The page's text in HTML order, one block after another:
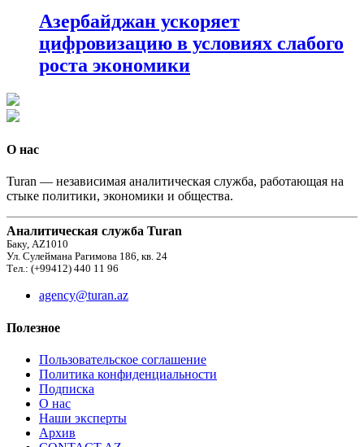
Азербайджан ускоряет
цифровизацию в условиях слабого
роста экономики
О нас
Turan — независимая аналитическая служба, работающая на
стыке политики, экономики и общества.
Аналитическая служба Turan
Баку, AZ1010
Ул. Сулеймана Рагимова 186, кв. 24
Тел.: (+99412) 440 11 96
agency@turan.az
Полезное
Пользовательское соглашение
Политика конфиденциальности
Подписка
О нас
Наши эксперты
Архив